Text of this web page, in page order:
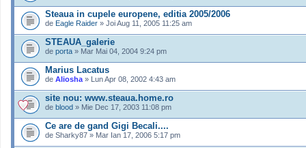
Steaua in cupele europene, editia 2005/2006
de Eagle Raider » Joi Aug 11, 2005 11:25 am
STEAUA_galerie
de porta » Mar Mai 04, 2004 9:24 pm
Marius Lacatus
de Aliosha » Lun Apr 08, 2002 4:43 am
site nou: www.steaua.home.ro
de blood » Mie Dec 17, 2003 11:08 pm
Ce are de gand Gigi Becali....
de Sharky87 » Mar Ian 17, 2006 5:17 pm